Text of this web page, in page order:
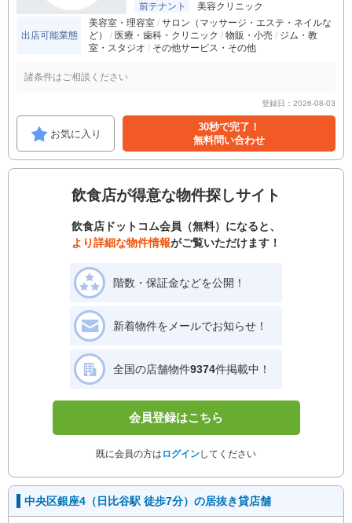
前テナント
美容クリニック
出店可能業態
美容室・理容室
サロン（マッサージ・エステ・ネイルな
ど）
医療・歯科・クリニック 物販・小売
ジム・教
室・スタジオ
その他サービス・その他
諸条件はご相談ください
登録日：2026-08-03
お気に入り
30秒で完了！
無料問い合わせ
飲食店が得意な物件探しサイト
飲食店ドットコム会員（無料）になると、
より詳細な物件情報がご覧いただけます！
階数・保証金などを公開！
新着物件をメールでお知らせ！
全国の店舗物件9374件掲載中！
会員登録はこちら
既に会員の方は ログインしてください
中央区銀座4（日比谷駅 徒歩7分）の居抜き貸店舗